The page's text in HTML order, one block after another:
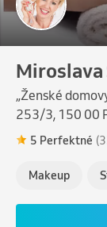
„Ženské
253/3, 150 00
5 Perfektné
Makeup